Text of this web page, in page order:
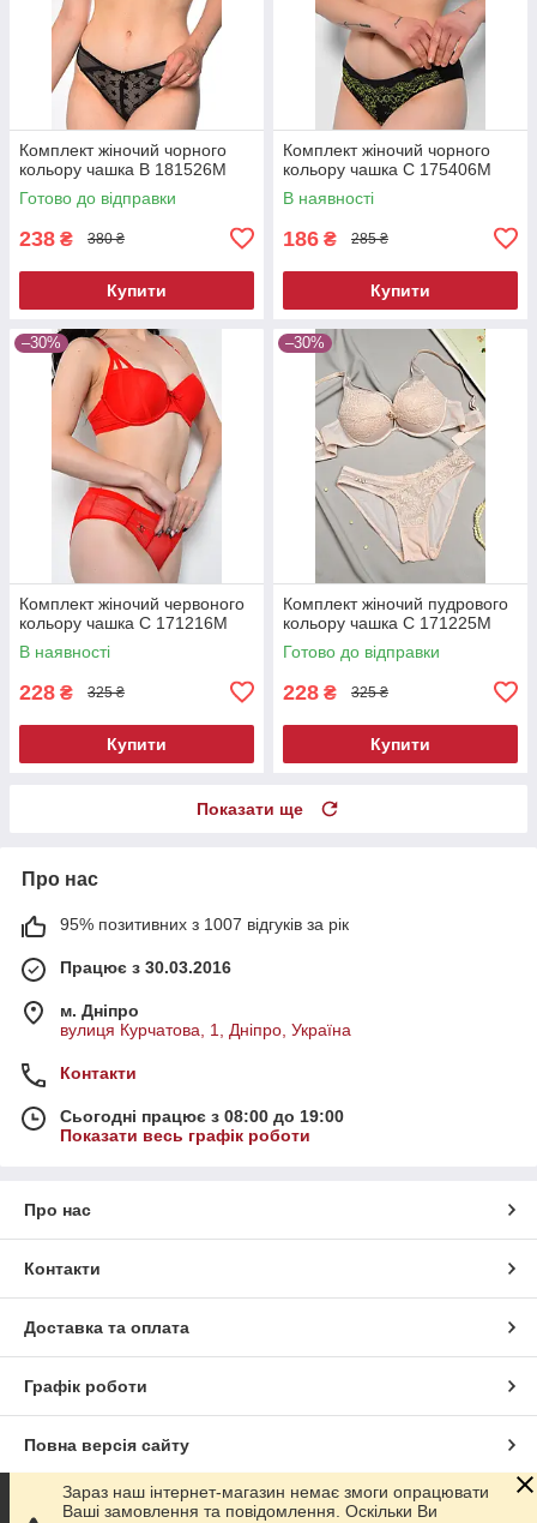
Комплект жіночий чорного
кольору чашка В 181526M
Готово до відправки
238 ₴ 380 ₴
Купити
Комплект жіночий чорного
кольору чашка С 175406M
В наявності
186 ₴ 285 ₴
Купити
–30%
Комплект жіночий червоного
кольору чашка С 171216M
В наявності
228 ₴ 325 ₴
Купити
–30%
Комплект жіночий пудрового
кольору чашка С 171225M
Готово до відправки
228 ₴ 325 ₴
Купити
Показати ще
Про нас
95% позитивних з 1007 відгуків за рік
Працює з 30.03.2016
м. Дніпро
вулиця Курчатова, 1, Дніпро, Україна
Контакти
Сьогодні працює з 08:00 до 19:00
Показати весь графік роботи
Про нас
Контакти
Доставка та оплата
Графік роботи
Повна версія сайту
Сайт створено на маркетплейсіProm.ua
Зараз наш інтернет-магазин немає змоги опрацювати
Ваші замовлення та повідомлення. Оскільки Ви